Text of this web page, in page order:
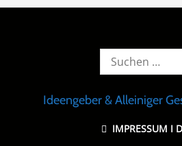
Suche
Ideengeber & Alleiniger
IMPRESSUM I